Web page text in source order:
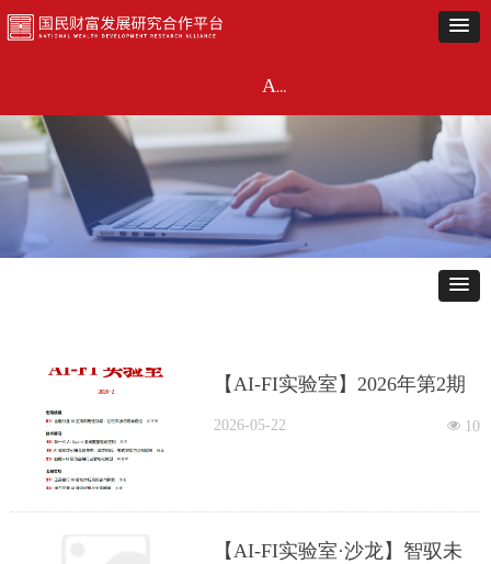
《市场观察》
AI-FI实验室
【AI-FI实验室】2026年第2期
넶 10
2026-05-22
【AI-FI实验室·沙龙】智驭未